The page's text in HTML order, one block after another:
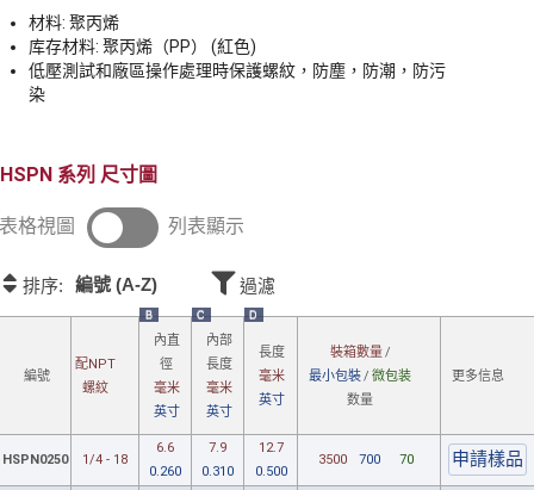
材料: 聚丙烯
库存材料: 聚丙烯（PP） (紅色)
低壓測試和廠區操作處理時保護螺紋，防塵，防潮，防污
染
HSPN 尺寸圖
表格視圖 列表顯示
排序: 編號 (A-Z) 過濾
編號
配NPT
螺紋
B
內直
徑
毫米
英寸
C
內部
長度
毫米
英寸
D
長度
毫米
英寸
裝箱數量/
最小包裝/ 微包装
数量
更多信息
HSPN0250 1/4 - 18
6.6
0.260
7.9
0.310
12.7
0.500
3500 700 70